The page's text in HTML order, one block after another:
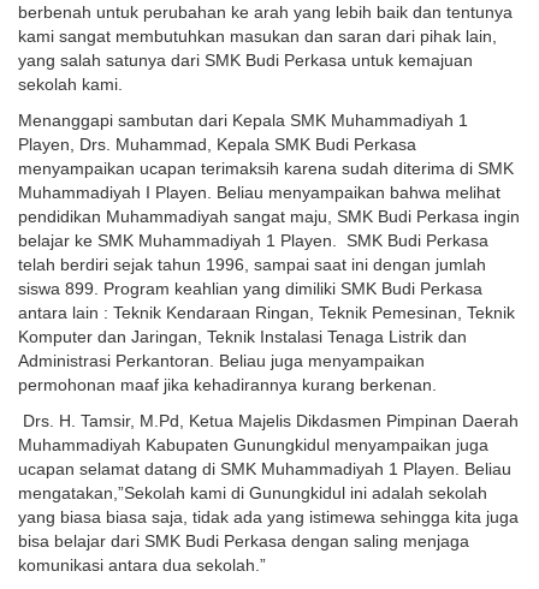
berbenah untuk perubahan ke arah yang lebih baik dan tentunya
kami sangat membutuhkan masukan dan saran dari pihak lain,
yang salah satunya dari SMK Budi Perkasa untuk kemajuan
sekolah kami.
Menanggapi sambutan dari Kepala SMK Muhammadiyah 1
Playen, Drs. Muhammad, Kepala SMK Budi Perkasa
menyampaikan ucapan terimaksih karena sudah diterima di SMK
Muhammadiyah I Playen. Beliau menyampaikan bahwa melihat
pendidikan Muhammadiyah sangat maju, SMK Budi Perkasa ingin
belajar ke SMK Muhammadiyah 1 Playen. SMK Budi Perkasa
telah berdiri sejak tahun 1996, sampai saat ini dengan jumlah
siswa 899. Program keahlian yang dimiliki SMK Budi Perkasa
antara lain : Teknik Kendaraan Ringan, Teknik Pemesinan, Teknik
Komputer dan Jaringan, Teknik Instalasi Tenaga Listrik dan
Administrasi Perkantoran. Beliau juga menyampaikan
permohonan maaf jika kehadirannya kurang berkenan.
Drs. H. Tamsir, M.Pd, Ketua Majelis Dikdasmen Pimpinan Daerah
Muhammadiyah Kabupaten Gunungkidul menyampaikan juga
ucapan selamat datang di SMK Muhammadiyah 1 Playen. Beliau
mengatakan,”Sekolah kami di Gunungkidul ini adalah sekolah
yang biasa biasa saja, tidak ada yang istimewa sehingga kita juga
bisa belajar dari SMK Budi Perkasa dengan saling menjaga
komunikasi antara dua sekolah.”